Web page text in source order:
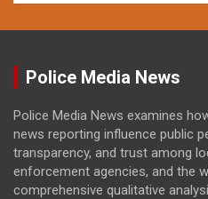
Police Media News
Police Media News examines
news reporting influence public
transparency, and trust among
enforcement agencies, and the
comprehensive qualitative